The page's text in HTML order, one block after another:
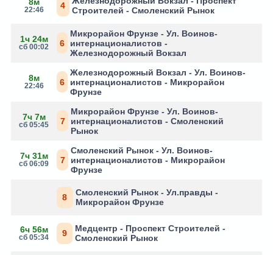
22:46 4
Строителей - Смоленский Рынок
1ч 24м
сб 00:02 6
Микрорайон Фрунзе - Ул. Воинов-
интернационалистов -
Железнодорожный Вокзал
8м
22:46 6
Железнодорожный Вокзал - Ул. Воинов-
интернационалистов - Микрорайон
Фрунзе
7ч 7м
сб 05:45 7
Микрорайон Фрунзе - Ул. Воинов-
интернационалистов - Смоленский
Рынок
7ч 31м
сб 06:09 7
Смоленский Рынок - Ул. Воинов-
интернационалистов - Микрорайон
Фрунзе
8
Смоленский Рынок - Ул.правды -
Микрорайон Фрунзе
6ч 56м
сб 05:34 9
Медцентр - Проспект Строителей -
Смоленский Рынок